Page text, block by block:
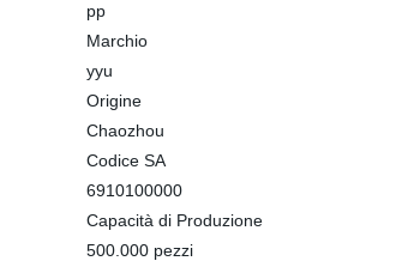
pp
Marchio
yyu
Origine
Chaozhou
Codice SA
6910100000
Capacità di Produzione
500.000 pezzi